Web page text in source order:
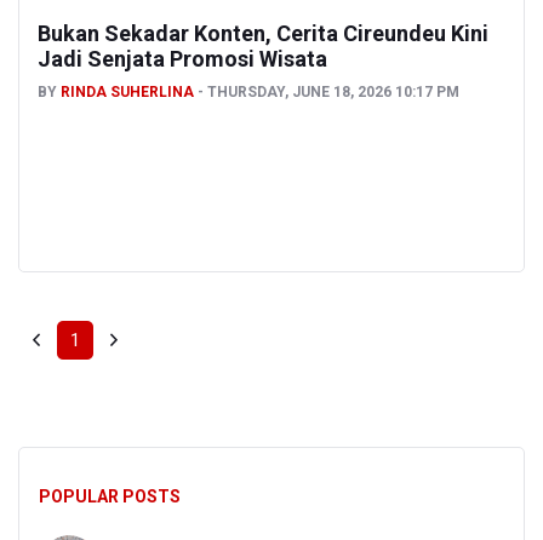
Bukan Sekadar Konten, Cerita Cireundeu Kini
Jadi Senjata Promosi Wisata
BY RINDA SUHERLINA THURSDAY, JUNE 18, 2026 10:17 PM
1
POPULAR POSTS